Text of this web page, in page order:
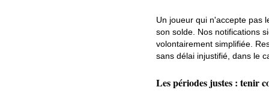
Un joueur qui n'accepte pas
son solde. Nos notifications
volontairement simplifiée.
sans délai injustifié, dans le
Les périodes justes : tenir